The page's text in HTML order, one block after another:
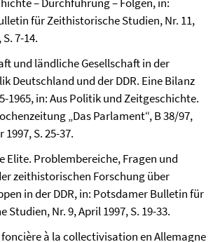
für Zeithistorische Studien, Nr. 11,
7-14.
und ländliche Gesellschaft in der
Deutschland und der DDR. Eine Bilanz
1965, in: Aus Politik und Zeitgeschichte.
„Das Parlament“, B 38/97,
S. 25-37.
Elite. Problembereiche, Fragen und
zeithistorischen For­schung über
in der DDR, in: Potsdamer Bulletin für
Stu­dien, Nr. 9, April 1997, S. 19-33.
à la collectivisation en Allemagne